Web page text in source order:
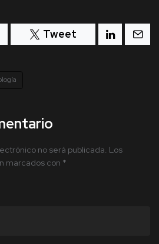
Tweet
no será publicada. Los
marcados con *